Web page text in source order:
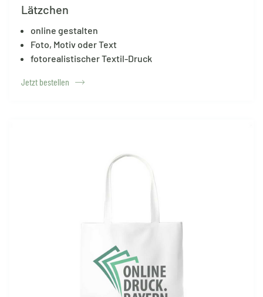
Lätzchen
online gestalten
Foto, Motiv oder Text
fotorealistischer Textil-Druck
Jetzt bestellen